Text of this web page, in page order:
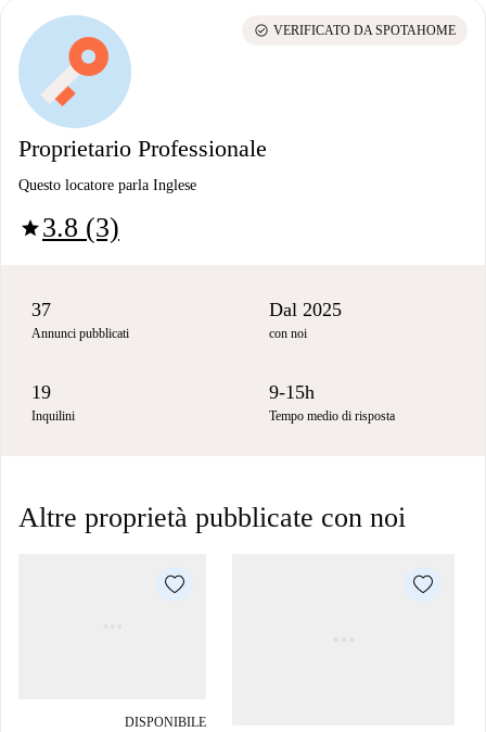
Proprietario Professionale
Questo locatore parla Inglese
star3.8 (3)
check_circle VERIFICATO DA SPOTAHOME
37
Annunci pubblicati
Dal 2025
con noi
19
Inquilini
9-15h
Tempo medio di risposta
Altre proprietà pubblicate con noi
DISPONIBILE